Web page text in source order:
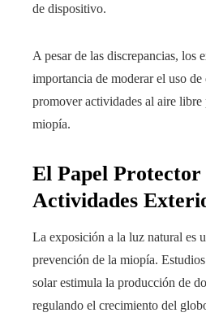
de dispositivo.
A pesar de las discrepancias, los
importancia de moderar el uso
promover actividades al aire libre
miopía.
El Papel Protector
Actividades
La exposición a la luz natural es
prevención de la miopía.
solar estimula la producción de
regulando el crecimiento del